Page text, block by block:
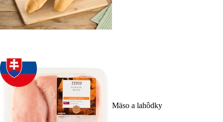
Mäso a lahôdky